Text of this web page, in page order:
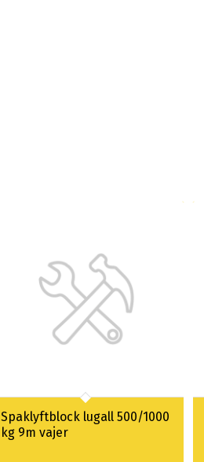
Spaklyftblock lugall 500/1000
kg 9m vajer